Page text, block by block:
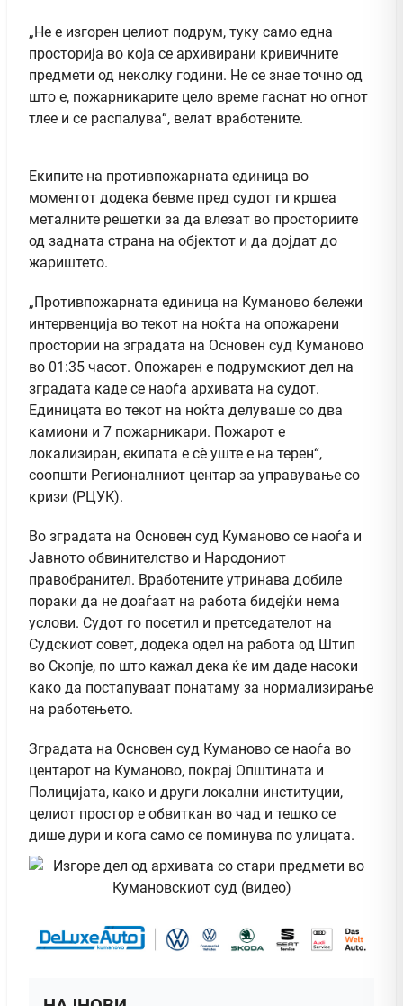
„Не е изгорен целиот подрум, туку само една
просторија во која се архивирани кривичните
предмети од неколку години. Не се знае точно од
што е, пожарникарите цело време гаснат но огнот
тлее и се распалува“, велат вработените.
Екипите на противпожарната единица во
моментот додека бевме пред судот ги кршеа
металните решетки за да влезат во просториите
од задната страна на објектот и да дојдат до
жариштето.
„Противпожарната единица на Куманово бележи
интервенција во текот на ноќта на опожарени
простории на зградата на Основен суд Куманово
во 01:35 часот. Опожарен е подрумскиот дел на
зградата каде се наоѓа архивата на судот.
Единицата во текот на ноќта делуваше со два
камиони и 7 пожарникари. Пожарот е
локализиран, екипата е сè уште е на терен“,
соопшти Регионалниот центар за управување со
кризи (РЦУК).
Во зградата на Основен суд Куманово се наоѓа и
Јавното обвинителство и Народониот
правобранител. Вработените утринава добиле
пораки да не доаѓаат на работа бидејќи нема
услови. Судот го посетил и претседателот на
Судскиот совет, додека одел на работа од Штип
во Скопје, по што кажал дека ќе им даде насоки
како да постапуваат понатаму за нормализирање
на работењето.
Зградата на Основен суд Куманово се наоѓа во
центарот на Куманово, покрај Општината и
Полицијата, како и други локални институции,
целиот простор е обвиткан во чад и тешко се
дише дури и кога само се поминува по улицата.